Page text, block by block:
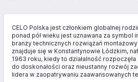
CELO Polska jest członkiem globalnej
ponad pół wieku jest uznawana za symbol
branży technicznych rozwiązań
znajduje się w Konstantynowie Łódzkim,
1963 roku, kiedy to działalność
do doskonałości oraz nieustanny rozwój
lidera w zaopatrywaniu zaawansowanych